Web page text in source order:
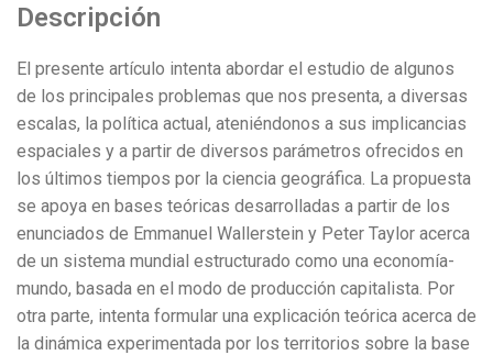
Descripción
El presente artículo intenta abordar el estudio de algunos
de los principales problemas que nos presenta, a diversas
escalas, la política actual, ateniéndonos a sus implicancias
espaciales y a partir de diversos parámetros ofrecidos en
los últimos tiempos por la ciencia geográfica. La propuesta
se apoya en bases teóricas desarrolladas a partir de los
enunciados de Emmanuel Wallerstein y Peter Taylor acerca
de un sistema mundial estructurado como una economía-
mundo, basada en el modo de producción capitalista. Por
otra parte, intenta formular una explicación teórica acerca de
la dinámica experimentada por los territorios sobre la base